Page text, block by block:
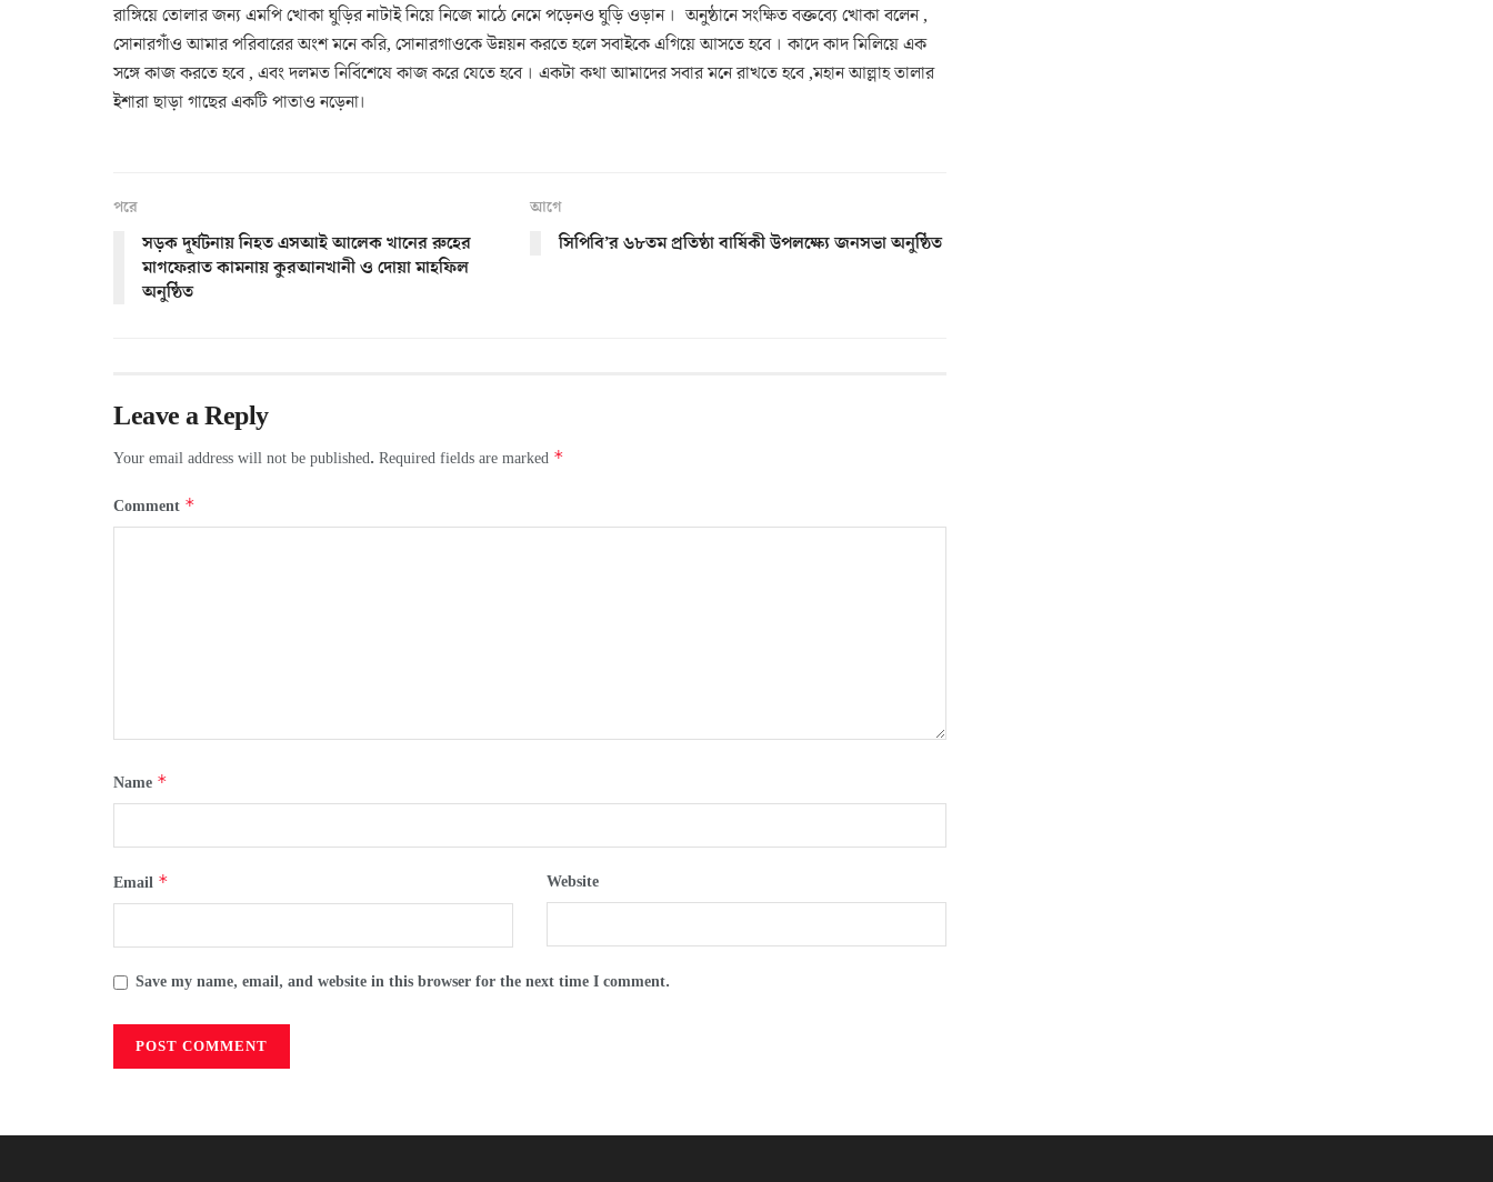
রাঙ্গিয়ে তোলার জন্য এমপি খোকা ঘুড়ির নাটাই নিয়ে নিজে মাঠে নেমে পড়েনও ঘুড়ি ওড়ান । অনুষ্ঠানে সংক্ষিত বক্তব্যে খোকা বলেন ,
সোনারগাঁও আমার পরিবারের অংশ মনে করি, সোনারগাওকে উন্নয়ন করতে হলে সবাইকে এগিয়ে আসতে হবে । কাদে কাদ মিলিয়ে এক
সঙ্গে কাজ করতে হবে , এবং দলমত নির্বিশেষে কাজ করে যেতে হবে । একটা কথা আমাদের সবার মনে রাখতে হবে ,মহান আল্লাহ তালার
ইশারা ছাড়া গাছের একটি পাতাও নড়েনা।
পরে
সড়ক দূর্ঘটনায় নিহত এসআই আলেক খানের রুহের
মাগফেরাত কামনায় কুরআনখানী ও দোয়া মাহফিল
অনুষ্ঠিত
আগে
সিপিবি’র ৬৮তম প্রতিষ্ঠা বার্ষিকী উপলক্ষ্যে জনসভা অনুষ্ঠিত
Leave a Reply
Your email address will not be published. Required fields are marked *
Comment *
Name *
Email * Website
Save my name, email, and website in this browser for the next time I comment.